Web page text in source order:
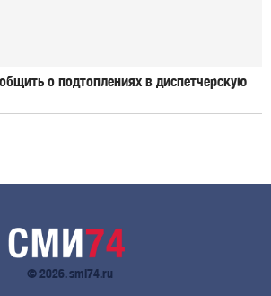
о подтоплениях в диспетчерскую
© 2026. smi74.ru